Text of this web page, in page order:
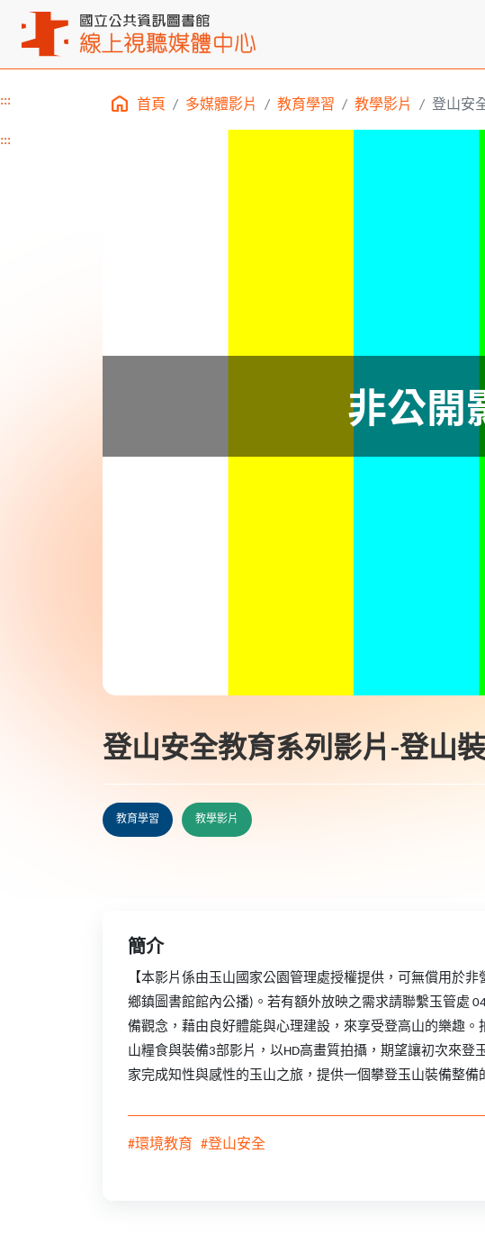
::: 首頁 多媒體影片 教育學習 教學影片 登山安
:::
登山安全教育系列影片-登山
教育學習 教學影片
簡介
【本影片係由玉山國家公園管理處授權提供，可無償用於
鄉鎮圖書館館內公播)。若有額外放映之需求請聯繫玉管處
備觀念，藉由良好體能與心理建設，來享受登高山的樂趣
山糧食與裝備3部影片，以HD高畫質拍攝，期望讓初次來
家完成知性與感性的玉山之旅，提供一個攀登玉山裝備整備
#環境教育 #登山安全